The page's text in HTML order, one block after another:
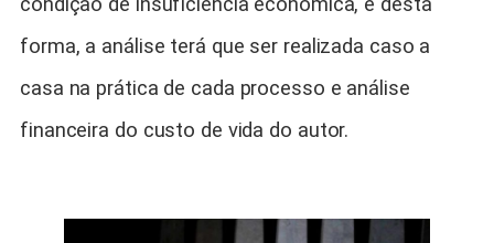
forma, a análise terá que ser realizada caso a
casa na prática de cada processo e análise
financeira do custo de vida do autor.